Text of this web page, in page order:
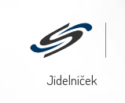
Jídelníček